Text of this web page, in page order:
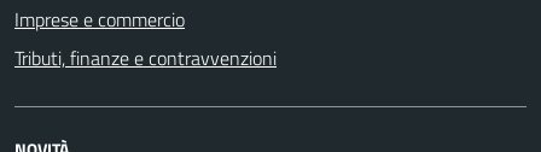
Imprese e commercio
Tributi, finanze e contravvenzioni